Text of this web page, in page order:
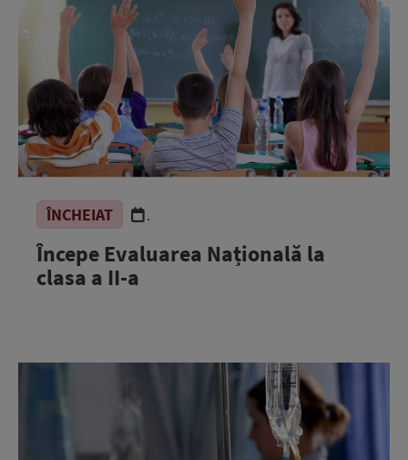
ÎNCHEIAT .
Începe Evaluarea Națională la
clasa a II-a